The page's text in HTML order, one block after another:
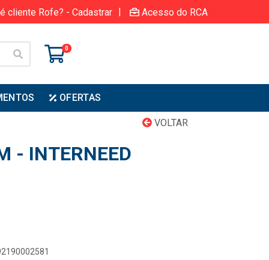
cliente Rofe? - Cadastrar | Acesso do RCA
0
OFERTAS
VOLTAR
- INTERNEED